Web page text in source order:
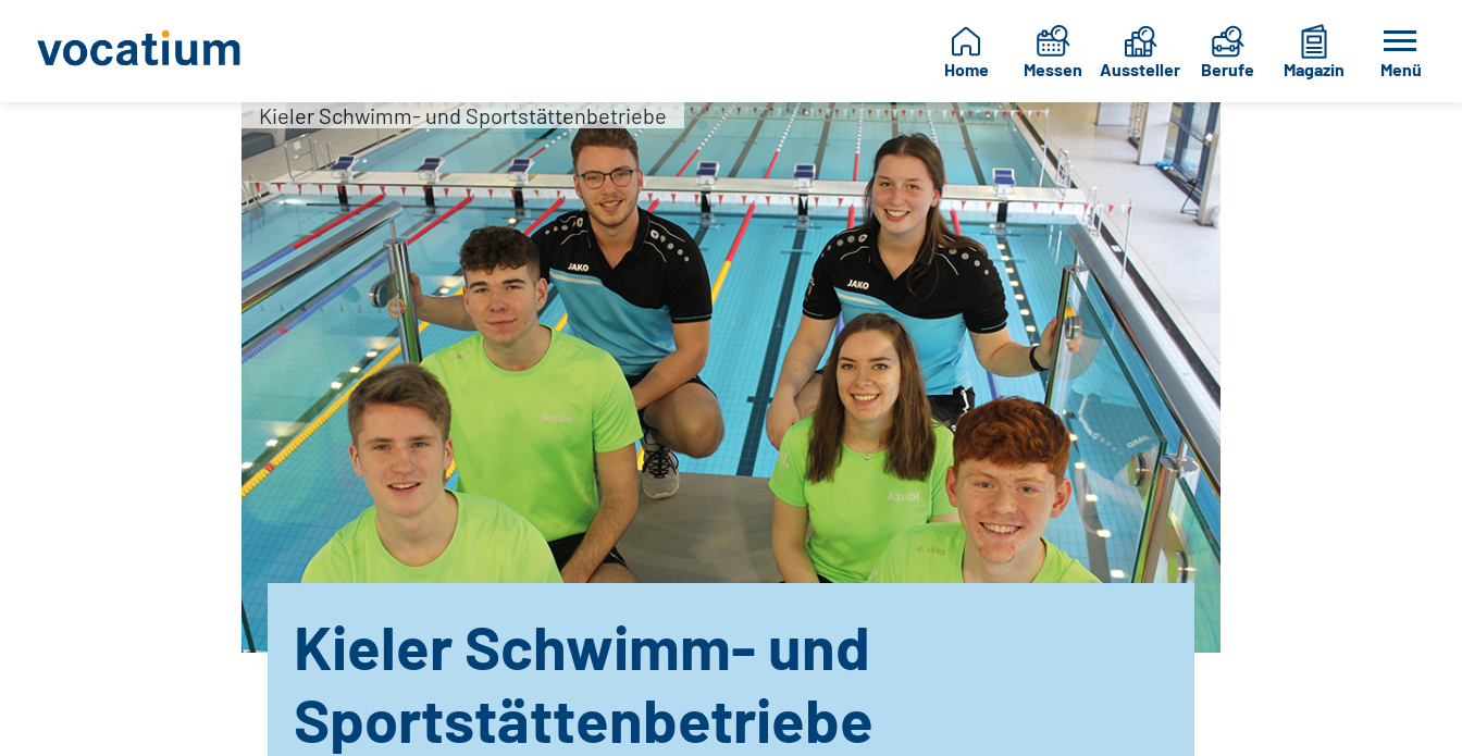
Home Messen Aussteller Berufe Magazin Menü
Kieler Schwimm- und Sportstättenbetriebe
Kieler Schwimm- und
Sportstättenbetriebe